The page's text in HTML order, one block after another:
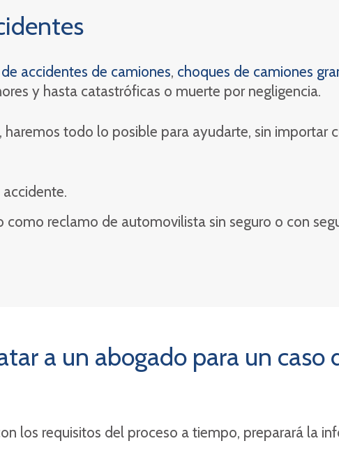
de accidentes de camiones, choques de camiones
y hasta catastróficas o muerte por negligencia.
todo lo posible para ayudarte, sin importar
reclamo de automovilista sin seguro o con
a un abogado para un caso
los requisitos del proceso a tiempo, preparará la